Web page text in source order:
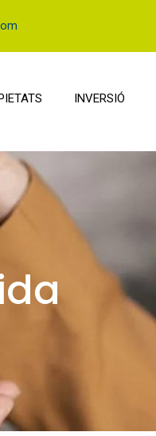
INVERSIÓ